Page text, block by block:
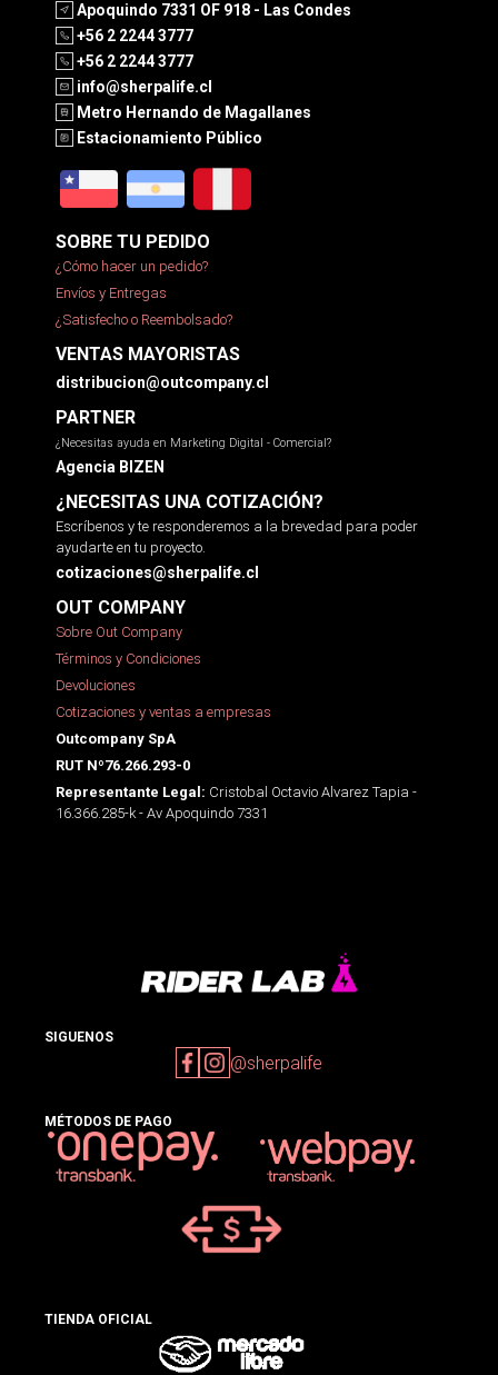
Apoquindo 7331 OF 918 - Las Condes
+56 2 2244 3777
+56 2 2244 3777
info@sherpalife.cl
Metro Hernando de Magallanes
Estacionamiento Público
SOBRE TU PEDIDO
¿Cómo hacer un pedido?
Envíos y Entregas
¿Satisfecho o Reembolsado?
VENTAS MAYORISTAS
distribucion@outcompany.cl
PARTNER
¿Necesitas ayuda en Marketing Digital - Comercial?
Agencia BIZEN
¿NECESITAS UNA COTIZACIÓN?
Escríbenos y te responderemos a la brevedad para poder
ayudarte en tu proyecto.
cotizaciones@sherpalife.cl
OUT COMPANY
Sobre Out Company
Términos y Condiciones
Devoluciones
Cotizaciones y ventas a empresas
Outcompany SpA
RUT Nº76.266.293-0
Representante Legal: Cristobal Octavio Alvarez Tapia -
16.366.285-k - Av Apoquindo 7331
SIGUENOS
@sherpalife
MÉTODOS DE PAGO
TIENDA OFICIAL